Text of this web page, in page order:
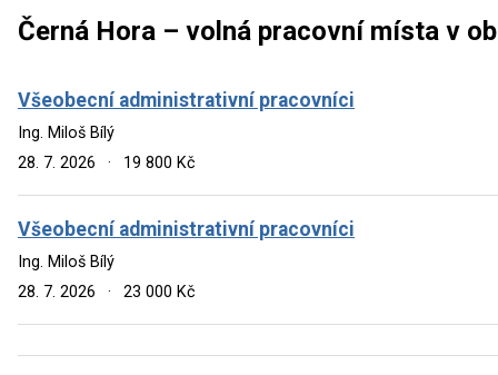
Černá Hora – volná pracovní místa v
Všeobecní administrativní pracovníci
Ing. Miloš Bílý
28. 7. 2026
· 19 800 Kč
Všeobecní administrativní pracovníci
Ing. Miloš Bílý
28. 7. 2026
· 23 000 Kč